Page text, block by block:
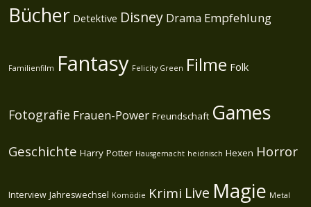
Bücher Detektive Disney Drama Empfehlung
Familienfilm Fantasy Felicity Green Filme Folk
Fotografie Frauen-Power Freundschaft Games
Geschichte Harry Potter Hausgemacht heidnisch Hexen Horror
Interview Jahreswechsel Komödie Krimi Live Magie Metal